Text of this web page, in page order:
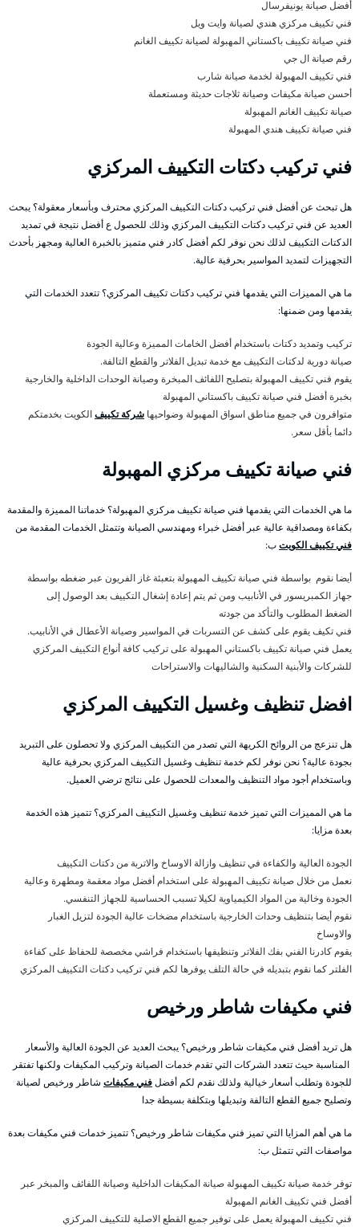
أفضل صيانة يونيفرسال
فني تكييف مركزي هندي لصيانة وايت ويل
فني صيانة تكييف باكستاني المهبولة لصيانة تكييف الغانم
رقم صيانة ال جي
فني تكييف المهبولة لخدمة صيانة شارب
أحسن صيانة مكيفات وصيانة ثلاجات حديثة ومستعملة
صيانة تكييف الغانم المهبولة
فني صيانة تكييف هندي المهبولة
فني تركيب دكتات التكييف المركزي
هل تبحث عن أفضل فني تركيب دكتات التكييف المركزي محترف وبأسعار معقولة؟ يبحث
العديد عن فني تركيب دكتات التكييف المركزي وذلك للحصول ع أفضل نتيجة في تمديد
الدكتات التكييف لذلك نحن نوفر لكم أفضل كادر فني متميز بالخبرة العالية ومجهز بأحدث
التجهيزات لتمديد المواسير بحرفية عالية.
ما هي المميزات التي يقدمها فني تركيب دكتات تكييف المركزي؟ تتعدد الخدمات التي
يقدمها ومن ضمنها:
تركيب وتمديد دكتات باستخدام أفضل الخامات المميزة وعالية الجودة
صيانة دورية لدكتات التكييف مع خدمة تبديل الفلاتر والقطع التالفة.
يقوم فني تكييف المهبولة بتصليح اللفائف المبخرة وصيانة الوحدات الداخلية والخارجية
بخبرة أفضل فني صيانة تكييف باكستاني المهبولة
متوافرون في جميع مناطق اسواق المهبولة وضواحيها شركة تكييفالكويت بخدمتكم
دائما بأقل سعر.
فني صيانة تكييف مركزي المهبولة
ما هي الخدمات التي يقدمها فني صيانة تكييف مركزي المهبولة؟ خدماتنا المميزة والمقدمة
بكفاءة ومصداقية عالية عبر أفضل خبراء ومهندسي الصيانة وتتمثل الخدمات المقدمة من
فني تكييف الكويتب:
أيضا نقوم بواسطة فني صيانة تكييف المهبولة بتعبئة غاز الفريون عبر ضغطه بواسطة
جهاز الكمبريسور في الأنابيب ومن ثم يتم إعادة إشغال التكييف بعد الوصول إلى
الضغط المطلوب والتأكد من جودته
فني تكيف يقوم على كشف عن التسربات في المواسير وصيانة الأعطال في الأنابيب.
يعمل فني صيانة تكييف باكستاني المهبولة على تركيب كافة أنواع التكييف المركزي
للشركات والأبنية السكنية والشاليهات والاستراحات
افضل تنظيف وغسيل التكييف المركزي
هل تنزعج من الروائح الكريهة التي تصدر من التكييف المركزي ولا تحصلون على التبريد
بجودة عالية؟ نحن نوفر لكم خدمة تنظيف وغسيل التكييف المركزي بحرفية عالية
وباستخدام أجود مواد التنظيف والمعدات للحصول على نتائج ترضي العميل.
ما هي المميزات التي تميز خدمة تنظيف وغسيل التكييف المركزي؟ تتميز هذه الخدمة
بعدة مزايا:
الجودة العالية والكفاءة في تنظيف وازالة الاوساخ والاتربة من دكتات التكييف
نعمل من خلال صيانة تكييف المهبولة على استخدام أفضل مواد معقمة ومطهرة وعالية
الجودة وخالية من المواد الكيمياوية لكيلا تسبب الحساسية للجهاز التنفسي.
نقوم أيضا بتنظيف وحدات الخارجية باستخدام مضخات عالية الجودة لتزيل الغبار
والاوساخ
يقوم كادرنا الفني بفك الفلاتر وتنظيفها باستخدام فراشي مخصصة للحفاظ على كفاءة
الفلتر كما نقوم بتبديله في حالة التلف يوفرها لكم فني تركيب دكتات التكييف المركزي
فني مكيفات شاطر ورخيص
هل تريد أفضل فني مكيفات شاطر ورخيص؟ يبحث العديد عن الجودة العالية والأسعار
المناسبة حيث تتعدد الشركات التي تقدم خدمات الصيانة وتركيب المكيفات ولكنها تفتقر
للجودة وتطلب أسعار خيالية ولذلك نقدم لكم أفضلفني مكيفات شاطر ورخيص لصيانة
وتصليح جميع القطع التالفة وتبديلها وبتكلفة بسيطة جدا
ما هي أهم المزايا التي تميز فني مكيفات شاطر ورخيص؟ تتميز خدمات فني مكيفات بعدة
مواصفات التي تتمثل ب:
توفر خدمة صيانة تكييف المهبولة صيانة المكيفات الداخلية وصيانة اللفائف والمبخر عبر
أفضل فني تكييف الغانم المهبولة
فني تكييف المهبولة يعمل على توفير جميع القطع الاصلية للتكييف المركزي